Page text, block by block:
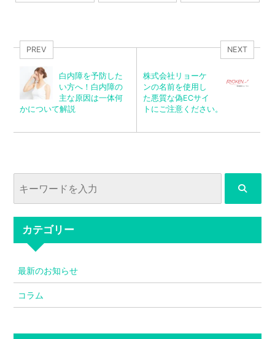
PREV
白内障を予防した
い方へ！白内障の
主な原因は一体何
かについて解説
NEXT
株式会社リョーケ
ンの名前を使用し
た悪質な偽ECサイ
トにご注意ください。
カテゴリー
最新のお知らせ
コラム